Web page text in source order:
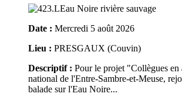
Date : Mercredi 5 août 2026
Lieu : PRESGAUX (Couvin)
Descriptif : Pour le projet "Collègues
national de l'Entre-Sambre-et-Meuse,
balade sur l'Eau Noire...